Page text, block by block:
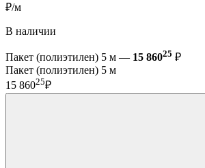
₽/м
В наличии
Пакет (полиэтилен) 5 м — 15 86025 ₽
Пакет (полиэтилен) 5 м
15 86025₽